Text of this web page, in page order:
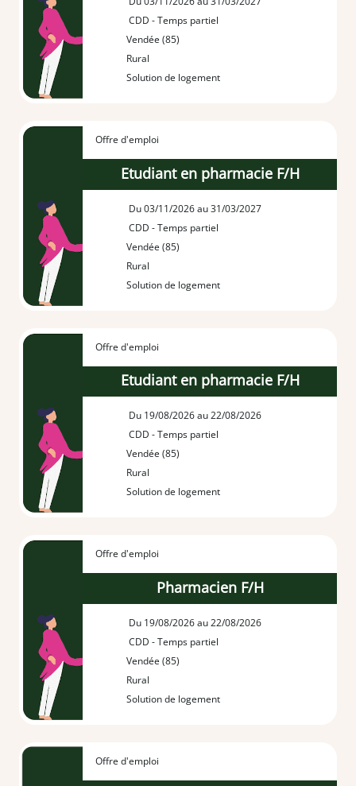
CDD - Temps partiel
Vendée (85)
Rural
Solution de logement
Offre d'emploi
Etudiant en pharmacie F/H
Du 03/11/2026 au 31/03/2027
CDD - Temps partiel
Vendée (85)
Rural
Solution de logement
Offre d'emploi
Etudiant en pharmacie F/H
Du 19/08/2026 au 22/08/2026
CDD - Temps partiel
Vendée (85)
Rural
Solution de logement
Offre d'emploi
Pharmacien F/H
Du 19/08/2026 au 22/08/2026
CDD - Temps partiel
Vendée (85)
Rural
Solution de logement
Offre d'emploi